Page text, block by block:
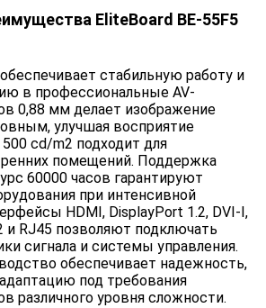
EliteBoard BE-55F5
стабильную работу и
в профессиональные AV-
0,88 мм делает изображение
улучшая восприятие
cd/m2 подходит для
помещений. Поддержка
60000 часов гарантируют
при интенсивной
HDMI, DisplayPort 1.2, DVI-I,
и RJ45 позволяют подключать
сигнала и системы управления.
обеспечивает надежность,
под требования
различного уровня сложности.